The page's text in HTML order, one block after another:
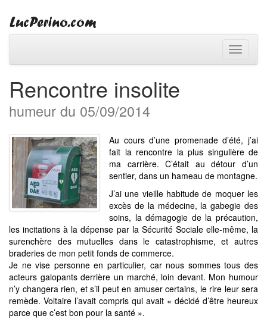
Toggle
Rencontre insolite
humeur du 05/09/2014
Au cours d’une promenade d’été, j’ai
fait la rencontre la plus singulière de
ma carrière. C’était au détour d’un
sentier, dans un hameau de montagne.
J’ai une vieille habitude de moquer les
excès de la médecine, la gabegie des
soins, la démagogie de la précaution,
les incitations à la dépense par la Sécurité Sociale elle-même, la
surenchère des mutuelles dans le catastrophisme, et autres
braderies de mon petit fonds de commerce.
Je ne vise personne en particulier, car nous sommes tous des
acteurs galopants derrière un marché, loin devant. Mon humour
n’y changera rien, et s’il peut en amuser certains, le rire leur sera
remède. Voltaire l’avait compris qui avait « décidé d’être heureux
parce que c’est bon pour la santé ».